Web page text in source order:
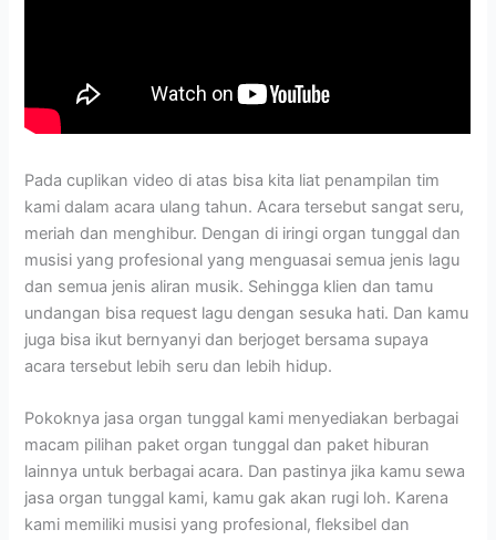
Pada cuplikan video di atas bisa kita liat penampilan tim
kami dalam acara ulang tahun. Acara tersebut sangat seru,
meriah dan menghibur. Dengan di iringi organ tunggal dan
musisi yang profesional yang menguasai semua jenis lagu
dan semua jenis aliran musik. Sehingga klien dan tamu
undangan bisa request lagu dengan sesuka hati. Dan kamu
juga bisa ikut bernyanyi dan berjoget bersama supaya
acara tersebut lebih seru dan lebih hidup.
Pokoknya jasa organ tunggal kami menyediakan berbagai
macam pilihan paket organ tunggal dan paket hiburan
lainnya untuk berbagai acara. Dan pastinya jika kamu sewa
jasa organ tunggal kami, kamu gak akan rugi loh. Karena
kami memiliki musisi yang profesional, fleksibel dan